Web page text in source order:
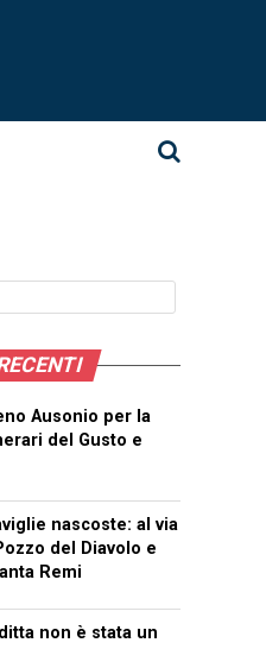
Ausonio per la
del Gusto e
nascoste: al via
del Diavolo e
Remi
non è stata un